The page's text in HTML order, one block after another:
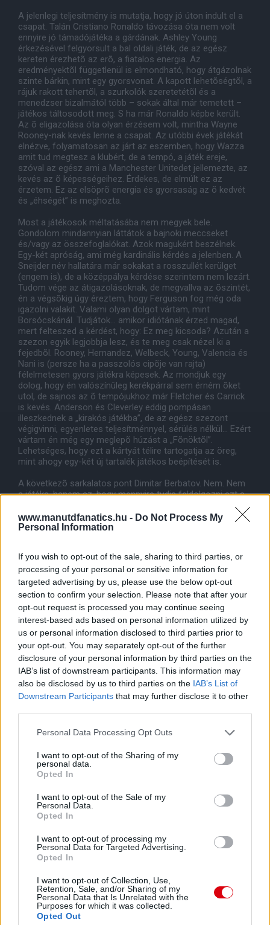
www.manutdfanatics.hu - Do Not Process My
Personal Information
If you wish to opt-out of the sale, sharing to third parties, or
processing of your personal or sensitive information for
targeted advertising by us, please use the below opt-out
section to confirm your selection. Please note that after your
opt-out request is processed you may continue seeing
interest-based ads based on personal information utilized by
us or personal information disclosed to third parties prior to
your opt-out. You may separately opt-out of the further
disclosure of your personal information by third parties on the
IAB’s list of downstream participants. This information may
also be disclosed by us to third parties on the IAB’s List of
Downstream Participants that may further disclose it to other
Please note that this website/app uses one or more Google
not limited to your visit or usage behaviour. You may click to
grant or deny consent to Google and its third-party tags to
use your data for below specified purposes in below Google
consent section.
Personal Data Processing Opt Outs
I want to opt-out of the Sharing of my
personal data.
Opted In
I want to opt-out of the Sale of my
Personal Data.
Opted In
I want to opt-out of processing my
Personal Data for Targeted Advertising.
Opted In
I want to opt-out of Collection, Use,
Retention, Sale, and/or Sharing of my
Personal Data that Is Unrelated with the
Purposes for which it was collected.
Opted Out
A jelenlegi teljesítmény is mutatja, hogy jó úton indult el a
csapat. Talán Cristiano Ronaldo távozása óta nem volt
ennyire jó támadójátéka a gárdának. Ashley Young
érkezésével felgyorsult a bal oldali játék, de az egész
kereten érezhetõ az erõ, a fiatalos energia. Az
eredményektõl függetlenül is elmondható, hogy átgázolnak
szinte bárkin, mint egy gyorsvonat. A kapott lehetõségtõl, a
rájuk rakott tehertõl, a szurkolók szeretetétõl és a
menedzser bizalmától több – sokak által már temetett –
játékos táltosodott meg. S ha már Ronaldo képbe került.
Az õ eligazolása óta olyan érzésem volt, mintha Wayne
Rooney-nak kevés lenne a csapat. Az utóbbi évek játékát
elnézve, folyamatosan az járt az eszemben, hogy Wazza
amit tud megtesz a klubért, de a tempó, a játék ereje,
szóval az egész ami a Manchester Unitedet jellemezte, az
kevés az õ képességeihez. Érdekes, de elmúlt ez az
érzetem. Ez az elsöprõ energia és gyorsaság az õ kedvét
és „éhségét” is meghozta.
Most a játékosok méltatásába nem megyek bele.
Gondolom mindannyian láttátok a bajnoki meccseket
és/vagy az összefoglalókat. Azok magukért beszélnek.
Egy-két apróság, ami még kardinális kérdés a jelenben. A
Sneijder név hallatára már sokakat a rosszullét kerülget
(engem is), de a középpálya kérdése szerintem nem lezárt.
Tudom vége az átigazolásoknak, de megvallva az õszintét,
én a végsõkig úgy éreztem, hogy Ferguson fog még oda
igazolni valakit. Valami olyan dolgot vártam, mint
Borsócskánál. Tudjátok… amikor idiótának érzed magad,
mert felteszed a kérdést, hogy: Ez meg kicsoda? Azután a
szezon egyik legjobbja lesz, és te meg csak nézel ki a
fejedbõl. Rooney, Hernandez, Welbeck, Young, Valencia és
Nani is (persze ha a passzolós cipõje van rajta)
félelmetesen gyors játékra képesek. Az mondjuk egy
dolog, hogy én valószínûleg kerékpárral sem érném õket
utol, de sajnos az õ tempójukhoz már Fletcher és Carrick
is kevés. Anderson és Cleverley eddig pompásan
illeszkednek a „kirakós játékba”, de az egész szezont
végigvinni, egyenletes teljesítménnyel, sérülés nélkül… Ezért
vártam én még egy meglepõ húzást a „Fõnöktõl”.
Lehetséges, hogy ezt a kártyát télire tartogatja az öreg,
mint ahogy egy-két új tartalék játékos beépítését is.
A következõ sarkalatos pont Dimitar Berbatov. Nem. Nem
a játéka, hanem az, hogy mennyire tudja feldolgozni azt a
tagja. Nagyon sokat köszönhetett neki a csapat a tavalyi
szezonban. Biztos vagyok benne, hogy az idén is lesznek
mérten tud idomulni, akkor bizony nagy hasznunkra lehet.
Lásd: 1999-es bajnokok ligája döntõn Teddy Sheringham.
A Nani-De Gea vonalat nem nyitom meg, mert mindannyian
tudjátok, hogy Naninak az önzõségét kell legyõznie, aki
pedig még most sem látja be, hogy De Gea-nak csak idõ
kell, azt úgy sem én fogom meggyõzni. Sok játékosról,
tényezõrõl eshetne még szó, de a késõbbiekben akkor
mirõl írnék nektek?
A jövõrõl mivel nem vagyok látnok, csak tippelhetnék, de
egy tényt azért rögzíthetünk. A Manchester United jövendõ
nagy csapata a szemünk elõtt alakul. Az alapok erõsek, és
még bõven lehet rá építeni. Az eredmény pedig nem fog
elmaradni. Viszont mit érdemel az, akinek már van lovagi